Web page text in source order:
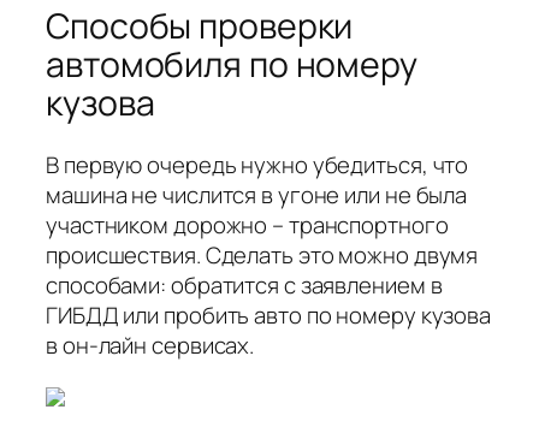
Способы проверки
автомобиля по номеру
кузова
В первую очередь нужно убедиться, что
машина не числится в угоне или не была
участником дорожно – транспортного
происшествия. Сделать это можно двумя
способами: обратится с заявлением в
ГИБДД или пробить авто по номеру кузова
в он-лайн сервисах.